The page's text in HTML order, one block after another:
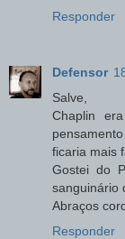
Responder
Defensor
Salve,
Chaplin
ficaria mais
Gostei do
sanguinário
Abraços
Responder